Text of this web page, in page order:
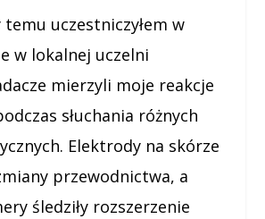
temu uczestniczyłem w
w lokalnej uczelni
mierzyli moje reakcje
słuchania różnych
Elektrody na skórze
przewodnictwa, a
śledziły rozszerzenie